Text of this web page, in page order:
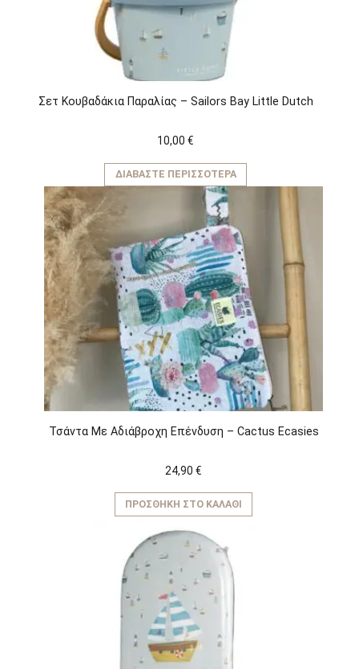
σελίδα
του
προϊόντος
Σετ Κουβαδάκια Παραλίας – Sailors Bay Little Dutch
10,00 €
ΔΙΑΒΆΣΤΕ ΠΕΡΙΣΣΌΤΕΡΑ
Τσάντα Με Αδιάβροχη Επένδυση – Cactus Ecasies
24,90 €
ΠΡΟΣΘΉΚΗ ΣΤΟ ΚΑΛΆΘΙ